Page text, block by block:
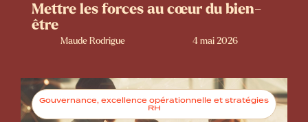
Mettre les forces au cœur du bien-
être
Maude Rodrigue 4 mai 2026
Gouvernance, excellence opérationnelle et stratégies
RH